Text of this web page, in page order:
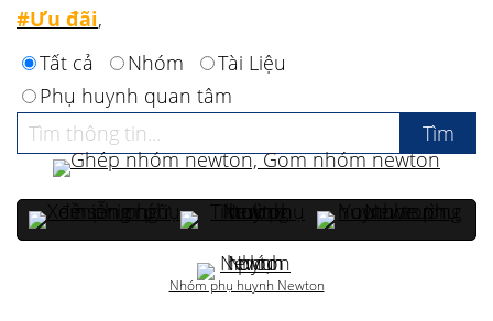
#Ưu đãi,
Tất cả
Nhóm
Tài Liệu
Phụ huynh quan tâm
Nhóm phụ huynh Newton